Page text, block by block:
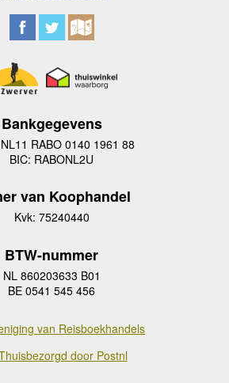
Bankgegevens
RABO 0140 1961 88
BIC: RABONL2U
van Koophandel
Kvk: 75240440
BTW-nummer
NL 860203633 B01
BE 0541 545 456
van Reisboekhandels
door Postnl